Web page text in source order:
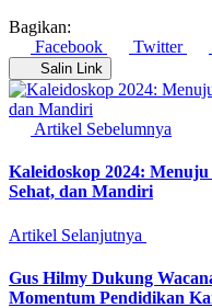
Bagikan:
Facebook
Twitter
Salin Link
Artikel Sebelumnya
Kaleidoskop 2024:
Sehat, dan Mandiri
Artikel Selanjutnya
Gus Hilmy Dukung
Momentum Pendidikan